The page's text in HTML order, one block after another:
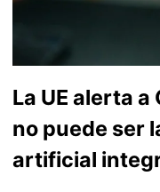
La UE alerta a
no puede ser
artificial